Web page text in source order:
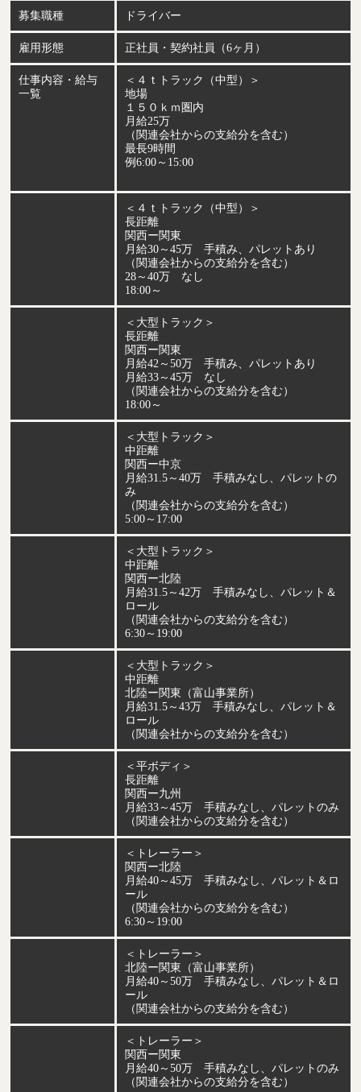
募集職種 ドライバー
雇用形態 正社員・契約社員（6ヶ月）
仕事内容・給与
一覧
＜４ｔトラック（中型）＞
地場
１５０ｋｍ圏内
月給25万
（関連会社からの支給分を含む）
最長9時間
例6:00～15:00
＜４ｔトラック（中型）＞
長距離
関西ー関東
月給30～45万 手積み、パレットあり
（関連会社からの支給分を含む）
28～40万 なし
18:00～
＜大型トラック＞
長距離
関西ー関東
月給42～50万 手積み、パレットあり
月給33～45万 なし
（関連会社からの支給分を含む）
18:00～
＜大型トラック＞
中距離
関西ー中京
月給31.5～40万 手積みなし、パレットの
み
（関連会社からの支給分を含む）
5:00～17:00
＜大型トラック＞
中距離
関西ー北陸
月給31.5～42万 手積みなし、パレット＆
ロール
（関連会社からの支給分を含む）
6:30～19:00
＜大型トラック＞
中距離
北陸ー関東（富山事業所）
月給31.5～43万 手積みなし、パレット＆
ロール
（関連会社からの支給分を含む）
＜平ボディ＞
長距離
関西ー九州
月給33～45万 手積みなし、パレットのみ
（関連会社からの支給分を含む）
＜トレーラー＞
関西ー北陸
月給40～45万 手積みなし、パレット＆ロ
ール
（関連会社からの支給分を含む）
6:30～19:00
＜トレーラー＞
北陸ー関東（富山事業所）
月給40～50万 手積みなし、パレット＆ロ
ール
（関連会社からの支給分を含む）
＜トレーラー＞
関西ー関東
月給40～50万 手積みなし、パレットのみ
（関連会社からの支給分を含む）